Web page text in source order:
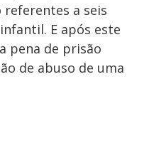
referentes a seis
E após este
pena de prisão
de abuso de uma